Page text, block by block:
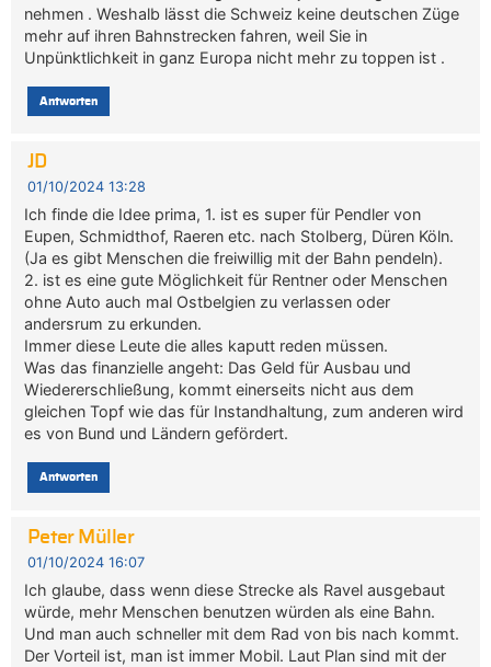
nehmen . Weshalb lässt die Schweiz keine deutschen Züge
mehr auf ihren Bahnstrecken fahren, weil Sie in
Unpünktlichkeit in ganz Europa nicht mehr zu toppen ist .
Antworten
JD
01/10/2024 13:28
Ich finde die Idee prima, 1. ist es super für Pendler von
Eupen, Schmidthof, Raeren etc. nach Stolberg, Düren Köln.
(Ja es gibt Menschen die freiwillig mit der Bahn pendeln).
2. ist es eine gute Möglichkeit für Rentner oder Menschen
ohne Auto auch mal Ostbelgien zu verlassen oder
andersrum zu erkunden.
Immer diese Leute die alles kaputt reden müssen.
Was das finanzielle angeht: Das Geld für Ausbau und
Wiedererschließung, kommt einerseits nicht aus dem
gleichen Topf wie das für Instandhaltung, zum anderen wird
es von Bund und Ländern gefördert.
Antworten
Peter Müller
01/10/2024 16:07
Ich glaube, dass wenn diese Strecke als Ravel ausgebaut
würde, mehr Menschen benutzen würden als eine Bahn.
Und man auch schneller mit dem Rad von bis nach kommt.
Der Vorteil ist, man ist immer Mobil. Laut Plan sind mit der